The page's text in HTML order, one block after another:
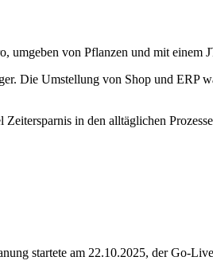
Die Umstellung von Shop und
in den alltäglichen
startete am 22.10.2025, der Go-